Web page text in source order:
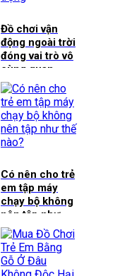
Đồ chơi vận
động ngoài trời
đóng vai trò vô
cùng quan
trọng
Có nên cho trẻ
em tập máy
chạy bộ không
nên tập như
thế nào?